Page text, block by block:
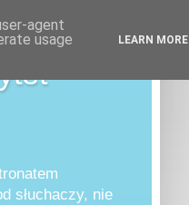
słuchaczy, nie
agent
usage
LEARN MORE